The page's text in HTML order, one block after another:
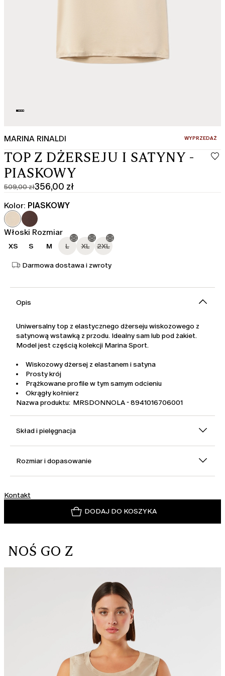
MARINA RINALDI :WYPRZEDAŻ
TOP Z DŻERSEJU I SATYNY -
PIASKOWY
509,00 zł
Cena
pierwotna
509,00
zł
356,00 zł
Aktualna
cena
356,00
zł
Kolor: PIASKOWY
Włoski Rozmiar
XS S M L XL 2XL
Darmowa dostawa i zwroty
Opis
Uniwersalny top z elastycznego dżerseju wiskozowego z
satynową wstawką z przodu. Idealny sam lub pod żakiet.
Model jest częścią kolekcji Marina Sport.
Wiskozowy dżersej z elastanem i satyna
Prosty krój
Prążkowane profile w tym samym odcieniu
Okrągły kołnierz
Nazwa produktu: MRSDONNOLA - 8941016706001
Skład i pielęgnacja
Rozmiar i dopasowanie
Kontakt
DODAJ DO KOSZYKA
NOŚ GO Z